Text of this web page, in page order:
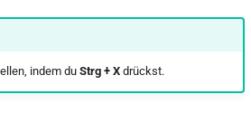
indem duStrg + Xdrückst.